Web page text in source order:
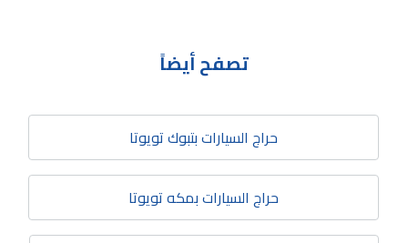
تصفح أيضاً
حراج السيارات بتبوك تويوتا
حراج السيارات بمكه تويوتا